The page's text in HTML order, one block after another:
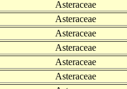
Asteraceae
Asteraceae
Asteraceae
Asteraceae
Asteraceae
Asteraceae